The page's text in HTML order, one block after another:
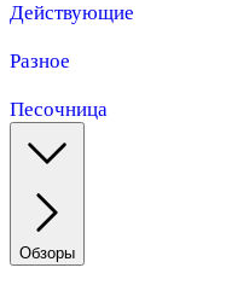
Действующие
Разное
Песочница
Обзоры